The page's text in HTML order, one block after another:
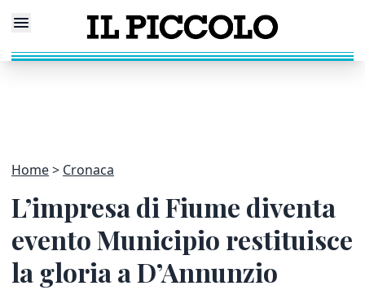
Home Cronaca
L’impresa di Fiume diventa
evento Municipio restituisce
la gloria a D’Annunzio